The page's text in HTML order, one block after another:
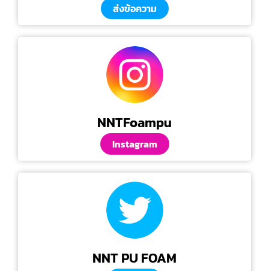
ส่งข้อความ
NNTFoampu
Instagram
NNT PU FOAM